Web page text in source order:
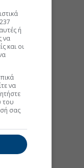
ή
να
και οι
να
του
σας